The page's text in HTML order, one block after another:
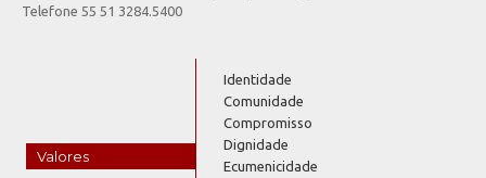
Telefone 55 51 3284.5400
Valores
Identidade
Comunidade
Compromisso
Dignidade
Ecumenicidade